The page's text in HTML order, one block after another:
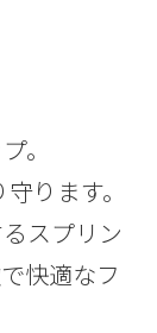
。
ります。
スプリン
快適なフ